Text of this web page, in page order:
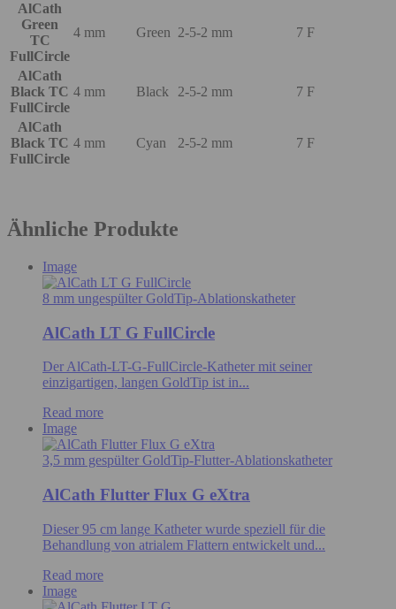
AlCath
Green
TC
FullCircle
4 mm Green 2-5-2 mm 7 F
AlCath
Black TC
FullCircle
4 mm Black 2-5-2 mm 7 F
AlCath
Black TC
FullCircle
4 mm Cyan 2-5-2 mm 7 F
Ähnliche Produkte
Image
8 mm ungespülter GoldTip-Ablationskatheter
AlCath LT G FullCircle
Der AlCath-LT-G-FullCircle-Katheter mit seiner
einzigartigen, langen GoldTip ist in...
Read more
Image
3,5 mm gespülter GoldTip-Flutter-Ablationskatheter
AlCath Flutter Flux G eXtra
Dieser 95 cm lange Katheter wurde speziell für die
Behandlung von atrialem Flattern entwickelt und...
Read more
Image